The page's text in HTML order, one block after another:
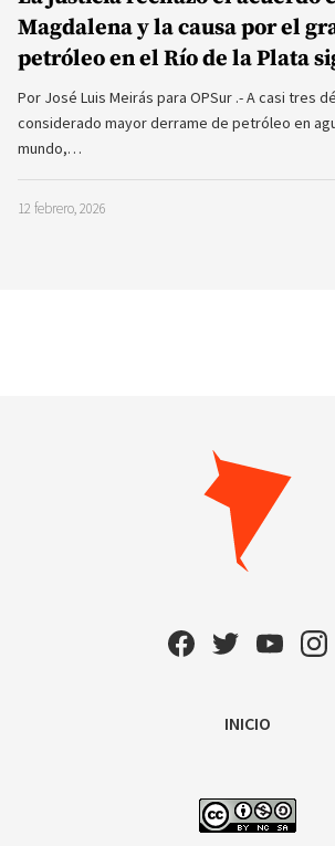
Magdalena y la causa por el
petróleo en el Río de la Plata
Por José Luis Meirás para OPSur .- A casi tres
considerado mayor derrame de petróleo en
mundo,…
12 febrero, 2026
INICIO